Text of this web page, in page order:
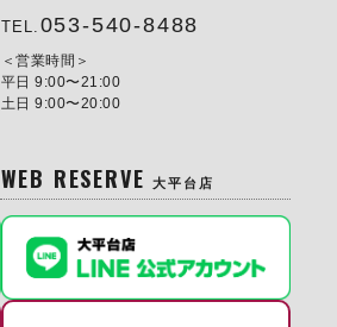
TEL. 053-540-8488
営業時間
平日 9:00〜21:00
土日 9:00〜20:00
WEB RESERVE大平台店